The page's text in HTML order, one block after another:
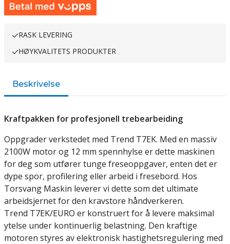
RASK LEVERING
HØYKVALITETS PRODUKTER
Beskrivelse
Kraftpakken for profesjonell trebearbeiding
Oppgrader verkstedet med Trend T7EK. Med en massiv
2100W motor og 12 mm spennhylse er dette maskinen
for deg som utfører tunge freseoppgaver, enten det er
dype spor, profilering eller arbeid i fresebord. Hos
Torsvang Maskin leverer vi dette som det ultimate
arbeidsjernet for den kravstore håndverkeren.
Trend T7EK/EURO er konstruert for å levere maksimal
ytelse under kontinuerlig belastning. Den kraftige
motoren styres av elektronisk hastighetsregulering med